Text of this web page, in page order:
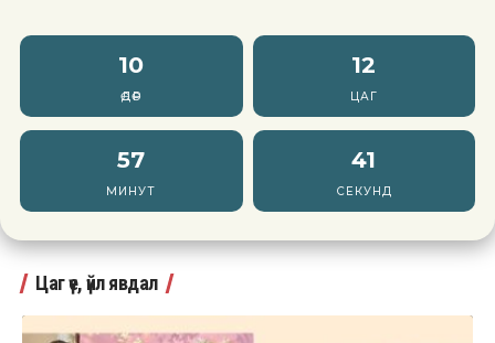
10
ӨДӨР
12
ЦАГ
57
МИНУТ
39
СЕКУНД
Цаг үе, үйл явдал